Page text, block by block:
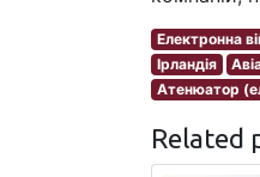
Електронна
Ірландія
Атенюатор
Related